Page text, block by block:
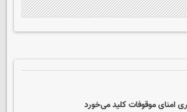
امنای موقوفات کلید می‌خورد